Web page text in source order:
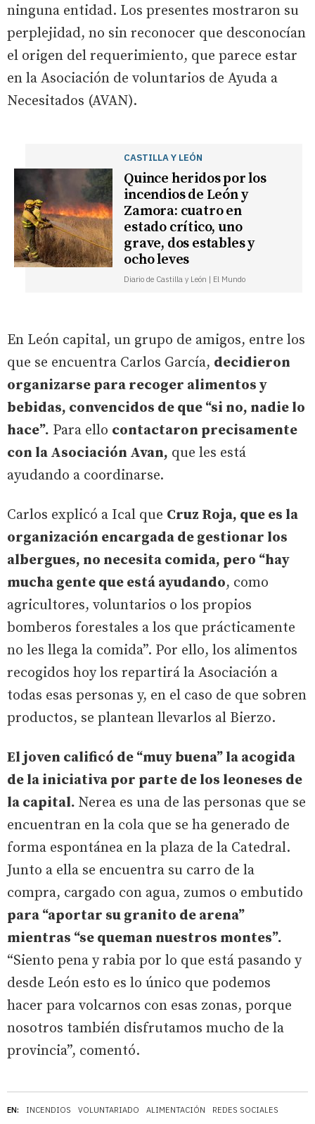
EN: INCENDIOS VOLUNTARIADO ALIMENTACIÓN REDES SOCIALES
ninguna entidad. Los presentes mostraron su
perplejidad, no sin reconocer que desconocían
el origen del requerimiento, que parece estar
en la Asociación de voluntarios de Ayuda a
Necesitados (AVAN).
CASTILLA Y LEÓN
Quince heridos por los
incendios de León y
Zamora: cuatro en
estado crítico, uno
grave, dos estables y
ocho leves
Diario de Castilla y León | El Mundo
En León capital, un grupo de amigos, entre los
que se encuentra Carlos García, decidieron
organizarse para recoger alimentos y
bebidas, convencidos de que “si no, nadie lo
hace”. Para ello contactaron precisamente
con la Asociación Avan, que les está
ayudando a coordinarse.
Carlos explicó a Ical que Cruz Roja, que es la
organización encargada de gestionar los
albergues, no necesita comida, pero “hay
mucha gente que está ayudando, como
agricultores, voluntarios o los propios
bomberos forestales a los que prácticamente
no les llega la comida”. Por ello, los alimentos
recogidos hoy los repartirá la Asociación a
todas esas personas y, en el caso de que sobren
productos, se plantean llevarlos al Bierzo.
El joven calificó de “muy buena” la acogida
de la iniciativa por parte de los leoneses de
la capital. Nerea es una de las personas que se
encuentran en la cola que se ha generado de
forma espontánea en la plaza de la Catedral.
Junto a ella se encuentra su carro de la
compra, cargado con agua, zumos o embutido
para “aportar su granito de arena”
mientras “se queman nuestros montes”.
“Siento pena y rabia por lo que está pasando y
desde León esto es lo único que podemos
hacer para volcarnos con esas zonas, porque
nosotros también disfrutamos mucho de la
provincia”, comentó.